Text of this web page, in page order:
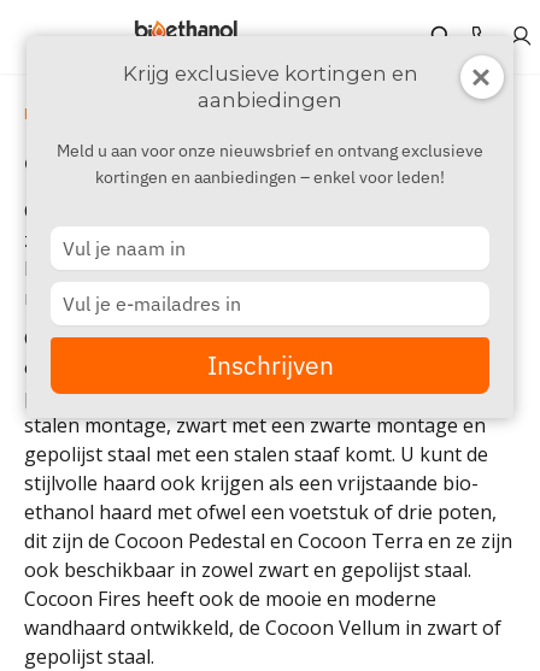
Krijg exclusieve kortingen en
aanbiedingen
Meld u aan voor onze nieuwsbrief en ontvang exclusieve
kortingen en aanbiedingen – enkel voor leden!
Type
your
name
Type
your
email
Inschrijven
Merken Cocoon Fires
Cocoon Fires
Cocoon Fires is een zeer populair haardenmerk en we
zijn erg blij dat we hun haarden in ons assortiment
hebben. Zij produceren enkele van de mooiste en
meest stijlvolle bio-ethanol haarden op de markt.
Cocoon Fires biedt een verscheidenheid aan bio-
ethanol haarden aan, waaronder de zeer populaire
plafondhaard Cocoon Aeris die zowel in zwart met
stalen montage, zwart met een zwarte montage en
gepolijst staal met een stalen staaf komt. U kunt de
stijlvolle haard ook krijgen als een vrijstaande bio-
ethanol haard met ofwel een voetstuk of drie poten,
dit zijn de Cocoon Pedestal en Cocoon Terra en ze zijn
ook beschikbaar in zowel zwart en gepolijst staal.
Cocoon Fires heeft ook de mooie en moderne
wandhaard ontwikkeld, de Cocoon Vellum in zwart of
gepolijst staal.